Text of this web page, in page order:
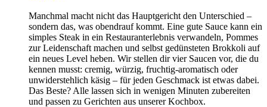
Manchmal macht nicht das Hauptgericht den Unterschied –
sondern das, was obendrauf kommt. Eine gute Sauce kann ein
simples Steak in ein Restauranterlebnis verwandeln, Pommes
zur Leidenschaft machen und selbst gedünsteten Brokkoli auf
ein neues Level heben. Wir stellen dir vier Saucen vor, die du
kennen musst: cremig, würzig, fruchtig-aromatisch oder
unwiderstehlich käsig – für jeden Geschmack ist etwas dabei.
Das Beste? Alle lassen sich in wenigen Minuten zubereiten
und passen zu Gerichten aus unserer Kochbox.